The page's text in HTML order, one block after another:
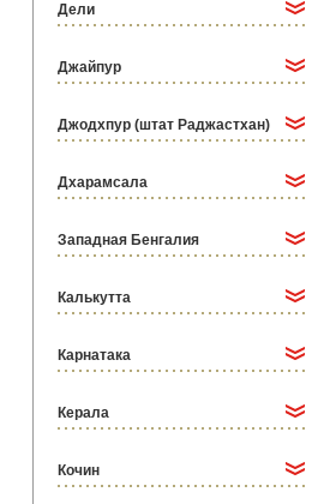
Дели
Джайпур
Джодхпур (штат Раджастхан)
Дхарамсала
Западная Бенгалия
Калькутта
Карнатака
Керала
Кочин